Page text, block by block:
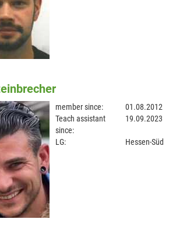
member since:
01.08.2012
Teach assistant
since:
19.09.2023
LG: Hessen-Süd